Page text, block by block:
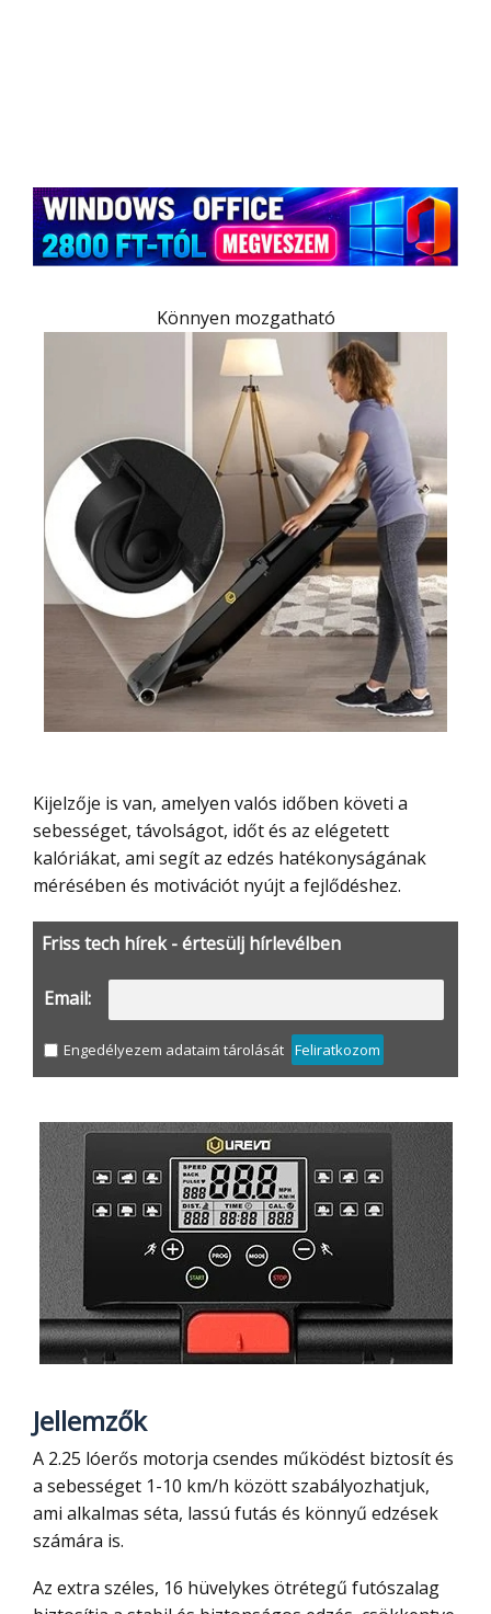
Könnyen mozgatható
Kijelzője is van, amelyen valós időben követi a
sebességet, távolságot, időt és az elégetett
kalóriákat, ami segít az edzés hatékonyságának
mérésében és motivációt nyújt a fejlődéshez.
Friss tech hírek - értesülj hírlevélben
Email:
Engedélyezem adataim tárolását Feliratkozom
Jellemzők
A 2.25 lóerős motorja csendes működést biztosít és
a sebességet 1-10 km/h között szabályozhatjuk,
ami alkalmas séta, lassú futás és könnyű edzések
számára is.
Az extra széles, 16 hüvelykes ötrétegű futószalag